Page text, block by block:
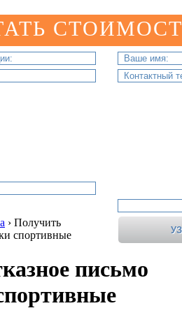
› Получить
спортивные
письмо